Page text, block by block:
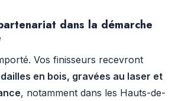
dans la démarche
Vos finisseurs recevront
en bois, gravées au laser et
, notamment dans les Hauts-de-